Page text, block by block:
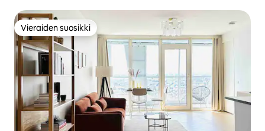
Vieraiden suosikki
Vieraiden suosikki